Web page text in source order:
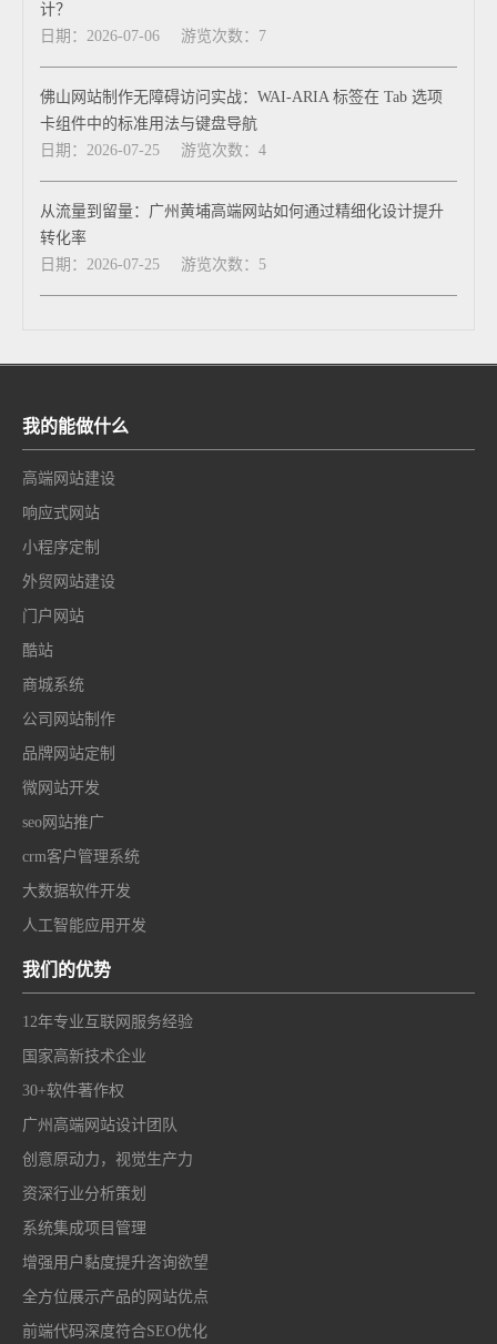
计？
日期：2026-07-06
游览次数：7
佛山网站制作无障碍访问实战：WAI-ARIA 标签在 Tab 选项
卡组件中的标准用法与键盘导航
日期：2026-07-25
游览次数：4
从流量到留量：广州黄埔高端网站如何通过精细化设计提升
转化率
日期：2026-07-25
游览次数：5
我的能做什么
高端网站建设
响应式网站
小程序定制
外贸网站建设
门户网站
酷站
商城系统
公司网站制作
品牌网站定制
微网站开发
seo网站推广
crm客户管理系统
大数据软件开发
人工智能应用开发
我们的优势
12年专业互联网服务经验
国家高新技术企业
30+软件著作权
广州高端网站设计团队
创意原动力，视觉生产力
资深行业分析策划
系统集成项目管理
增强用户黏度提升咨询欲望
全方位展示产品的网站优点
前端代码深度符合SEO优化